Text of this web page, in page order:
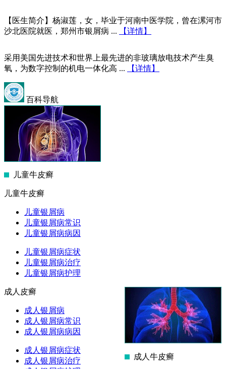
【医生简介】杨淑莲，女，毕业于河南中医学院，曾在漯河市
沙北医院就医，郑州市银屑病 ...
【详情】
采用美国先进技术和世界上最先进的非玻璃放电技术产生臭
氧，为数字控制的机电一体化高 ...
【详情】
百科导航
儿童牛皮癣
儿童牛皮癣
儿童银屑病
儿童银屑病常识
儿童银屑病病因
儿童银屑病症状
儿童银屑病治疗
儿童银屑病护理
成人牛皮癣
成人皮癣
成人银屑病
成人银屑病常识
成人银屑病病因
成人银屑病症状
成人银屑病治疗